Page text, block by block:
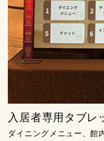
入居者専用タブレ
ダイニングメニュー、館